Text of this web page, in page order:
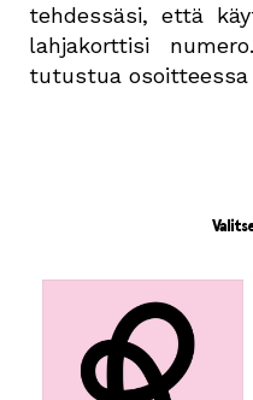
tehdessäsi, että
lahjakorttisi
tutustua osoitteessa